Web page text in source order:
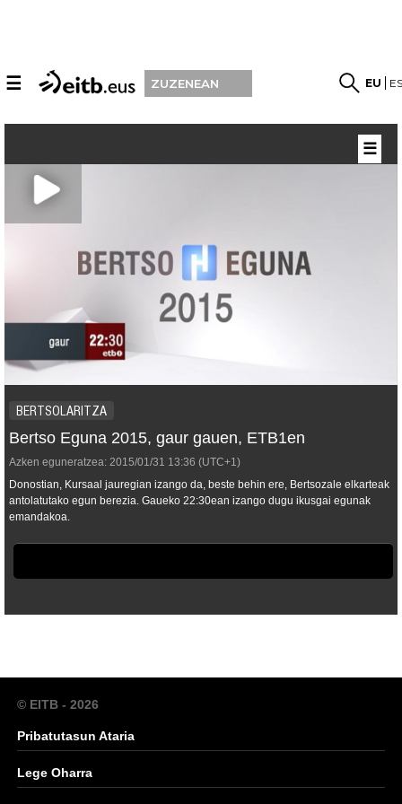
☰ ZUZENEAN EU
BERTSOLARITZA
Bertso Eguna 2015, gaur gauen, ETB1en
Azken eguneratzea: 2015/01/31 13:36 (UTC+1)
Donostian, Kursaal jauregian izango da, beste behin ere, Bertsozale elkarteak
antolatutako egun berezia. Gaueko 22:30ean izango dugu ikusgai egunak
emandakoa.
☰
© EITB - 2026
Pribatutasun Ataria
Lege Oharra